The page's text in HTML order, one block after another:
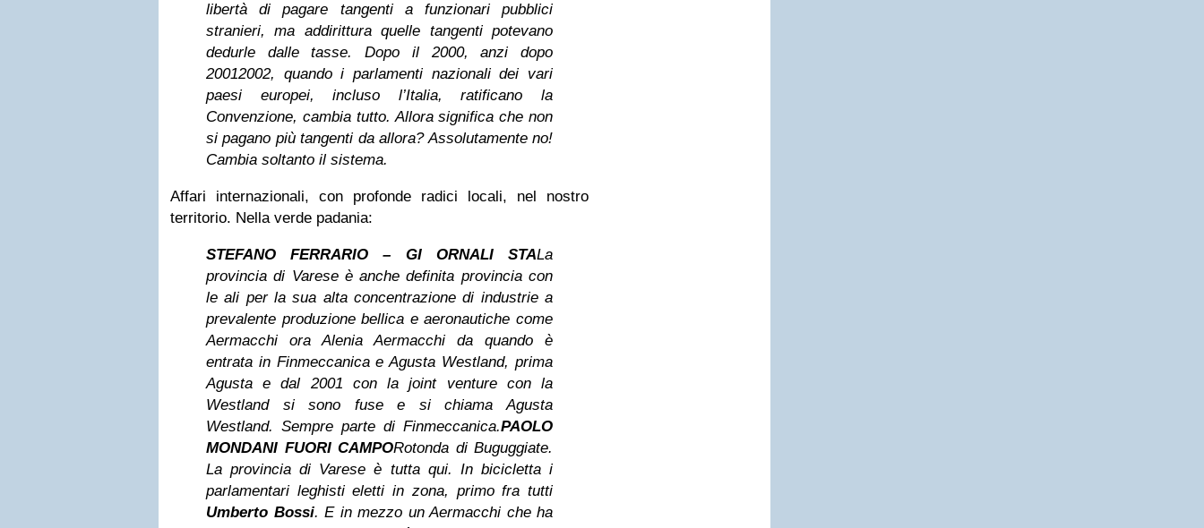
libertà di pagare tangenti a funzionari pubblici
stranieri, ma addirittura quelle tangenti potevano
dedurle dalle tasse. Dopo il 2000, anzi dopo
20012002, quando i parlamenti nazionali dei vari
paesi europei, incluso l’Italia, ratificano la
Convenzione, cambia tutto. Allora significa che non
si pagano più tangenti da allora? Assolutamente no!
Cambia soltanto il sistema.
Affari internazionali, con profonde radici locali, nel nostro
territorio. Nella verde padania:
STEFANO FERRARIO – GI ORNALI STALa
provincia di Varese è anche definita provincia con
le ali per la sua alta concentrazione di industrie a
prevalente produzione bellica e aeronautiche come
Aermacchi ora Alenia Aermacchi da quando è
entrata in Finmeccanica e Agusta Westland, prima
Agusta e dal 2001 con la joint venture con la
Westland si sono fuse e si chiama Agusta
Westland. Sempre parte di Finmeccanica.PAOLO
MONDANI FUORI CAMPORotonda di Buguggiate.
La provincia di Varese è tutta qui. In bicicletta i
parlamentari leghistieletti in zona, primo fra tutti
Umberto Bossi. E in mezzo un Aermacchi che ha